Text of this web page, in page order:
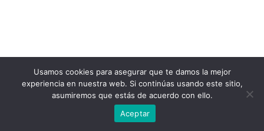
Usamos cookies para asegurar que te damos la mejor
experiencia en nuestra web. Si continúas usando este sitio,
asumiremos que estás de acuerdo con ello.
Aceptar